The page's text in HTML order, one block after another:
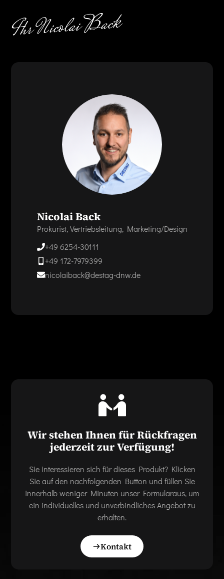
Nicolai Back
Prokurist, Vertriebsleitung, Marketing/Design
+49 6254-30111
+49 172-7979399
nicolaiback@destag-dnw.de
Wir stehen Ihnen für Rückfragen
jederzeit zur Verfügung!
Sie interessieren sich für dieses Produkt? Klicken
Sie auf den nachfolgenden Button und füllen Sie
innerhalb weniger Minuten unser Formularaus, um
ein individuelles und unverbindliches Angebot zu
erhalten.
Kontakt